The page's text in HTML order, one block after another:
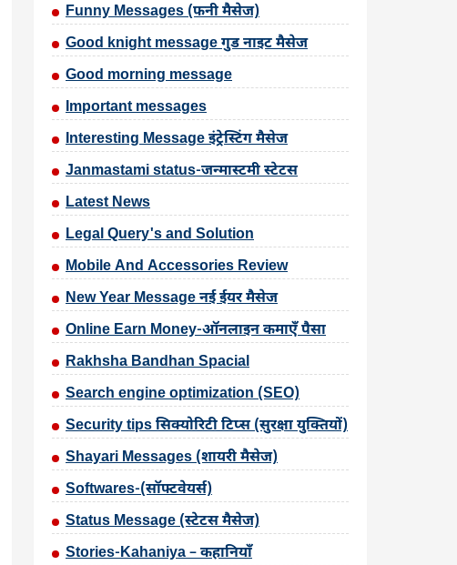
Funny Messages (फनी मैसेज)
Good knight message गुड नाइट मैसेज
Good morning message
Important messages
Interesting Message इंट्रेस्टिंग मैसेज
Janmastami status-जन्मास्टमी स्टेटस
Latest News
Legal Query's and Solution
Mobile And Accessories Review
New Year Message नई ईयर मैसेज
Online Earn Money-ऑनलाइन कमाएँ पैसा
Rakhsha Bandhan Spacial
Search engine optimization (SEO)
Security tips सिक्योरिटी टिप्स (सुरक्षा युक्तियों)
Shayari Messages (शायरी मैसेज)
Softwares-(सॉफ्टवेयर्स)
Status Message (स्टेटस मैसेज)
Stories-Kahaniya – कहानियाँ